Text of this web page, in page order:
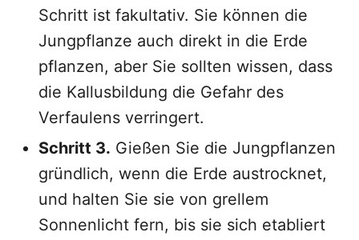
Schritt ist fakultativ. Sie können die
Jungpflanze auch direkt in die Erde
pflanzen, aber Sie sollten wissen, dass
die Kallusbildung die Gefahr des
Verfaulens verringert.
Schritt 3. Gießen Sie die Jungpflanzen
gründlich, wenn die Erde austrocknet,
und halten Sie sie von grellem
Sonnenlicht fern, bis sie sich etabliert